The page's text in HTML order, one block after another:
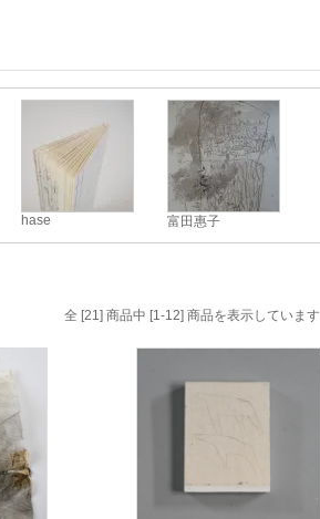
hase 富田惠子
全 [21] 商品中 [1-12] 商品を表示しています